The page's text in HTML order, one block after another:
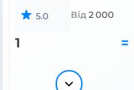
5.0 Від 2 000
1 =